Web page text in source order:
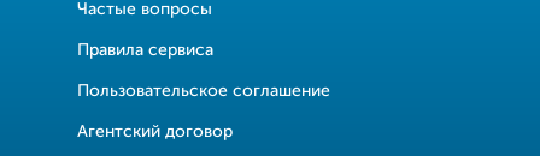
Частые вопросы
Правила сервиса
Пользовательское соглашение
Агентский договор